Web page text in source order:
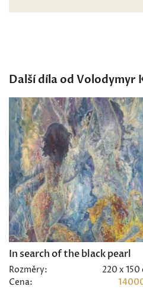
Další díla od Volodymyr
In search of the black pearl
Rozměry:
220 x 150
Cena: